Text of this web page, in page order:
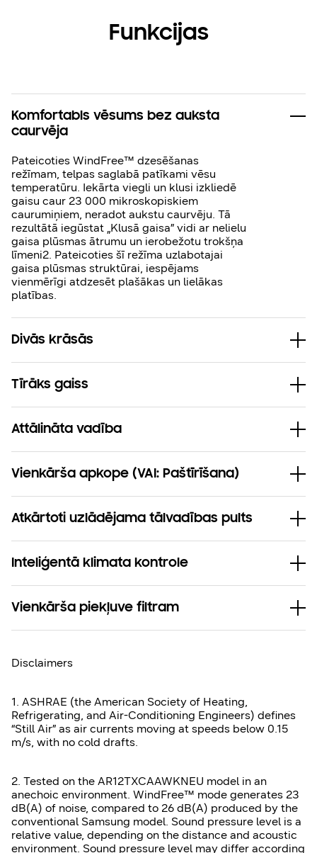
Funkcijas
Komfortabls vēsums bez auksta
caurvēja
Pateicoties WindFree™ dzesēšanas
režīmam, telpas saglabā patīkami vēsu
temperatūru. Iekārta viegli un klusi izkliedē
gaisu caur 23 000 mikroskopiskiem
caurumiņiem, neradot aukstu caurvēju. Tā
rezultātā iegūstat „Klusā gaisa” vidi ar nelielu
gaisa plūsmas ātrumu un ierobežotu trokšņa
līmeni2. Pateicoties šī režīma uzlabotajai
gaisa plūsmas struktūrai, iespējams
vienmērīgi atdzesēt plašākas un lielākas
platības.
Divās krāsās
Tīrāks gaiss
Attālināta vadība
Vienkārša apkope (VAI: Paštīrīšana)
Atkārtoti uzlādējama tālvadības pults
Inteliģentā klimata kontrole
Vienkārša piekļuve filtram
Disclaimers
1. ASHRAE (the American Society of Heating,
Refrigerating, and Air-Conditioning Engineers) defines
“Still Air” as air currents moving at speeds below 0.15
m/s, with no cold drafts.
2. Tested on the AR12TXCAAWKNEU model in an
anechoic environment. WindFree™ mode generates 23
dB(A) of noise, compared to 26 dB(A) produced by the
conventional Samsung model. Sound pressure level is a
relative value, depending on the distance and acoustic
environment. Sound pressure level may differ according